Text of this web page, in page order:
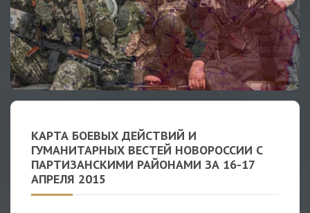
КАРТА БОЕВЫХ ДЕЙСТВИЙ И
ГУМАНИТАРНЫХ ВЕСТЕЙ НОВОРОССИИ С
ПАРТИЗАНСКИМИ РАЙОНАМИ ЗА 16-17
АПРЕЛЯ 2015